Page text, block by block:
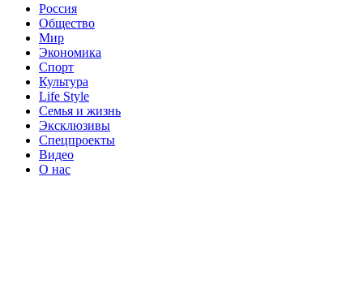
Россия
Общество
Мир
Экономика
Спорт
Культура
Life Style
Семья и жизнь
Эксклюзивы
Спецпроекты
Видео
О нас